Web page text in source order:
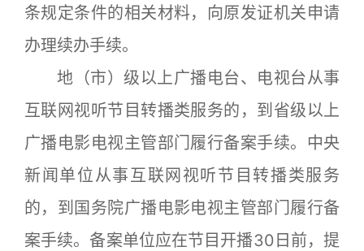
条规定条件的相关材料，向原发证机关申请
办理续办手续。
地（市）级以上广播电台、电视台从事
互联网视听节目转播类服务的，到省级以上
广播电影电视主管部门履行备案手续。中央
新闻单位从事互联网视听节目转播类服务
的，到国务院广播电影电视主管部门履行备
案手续。备案单位应在节目开播30日前，提